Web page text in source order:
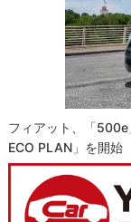
フィアット、「
ECO PLAN」を開始